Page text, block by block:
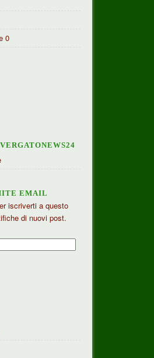
0
EMAIL
iscriverti a questo
di nuovi post.